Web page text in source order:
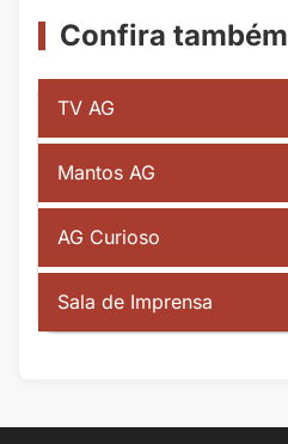
Confira também
TV AG
Mantos AG
AG Curioso
Sala de Imprensa